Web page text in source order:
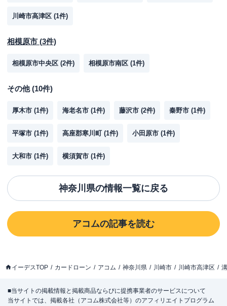
川崎市高津区 (1件)
相模原市 (3件)
相模原市中央区 (2件) 相模原市南区 (1件)
その他(10件)
厚木市 (1件) 海老名市 (1件) 藤沢市 (2件) 秦野市 (1件)
平塚市 (1件) 高座郡寒川町 (1件) 小田原市 (1件)
大和市 (1件) 横須賀市 (1件)
神奈川県の情報一覧に戻る
アコムの記事を読む
イーデスTOP カードローン アコム 神奈川県 川崎市 川崎市高津区
■当サイトの掲載情報と掲載商品ならびに提携事業者のサービスについて
当サイトでは、掲載各社（アコム株式会社等）のアフィリエイトプログラム